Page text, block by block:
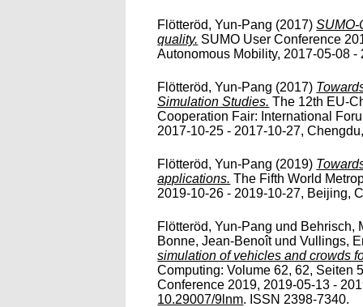
Flötteröd, Yun-Pang (2017)SUMO-
quality. SUMO User Conference
Autonomous Mobility, 2017-05-08
Flötteröd, Yun-Pang (2017)
Simulation Studies. The 12th EU-
Cooperation Fair: International
2017-10-25 - 2017-10-27,
Flötteröd, Yun-Pang (2019)
applications. The Fifth World
2019-10-26 - 2019-10-27, Beijing,
Flötteröd, Yun-Pang und Behrisch,
Bonne, Jean-BenoîtundVullings,
simulation of vehicles and crowds
Computing: Volume 62, 62, Seiten
Conference 2019, 2019-05-13 -
10.29007/9lnm. ISSN 2398-7340.